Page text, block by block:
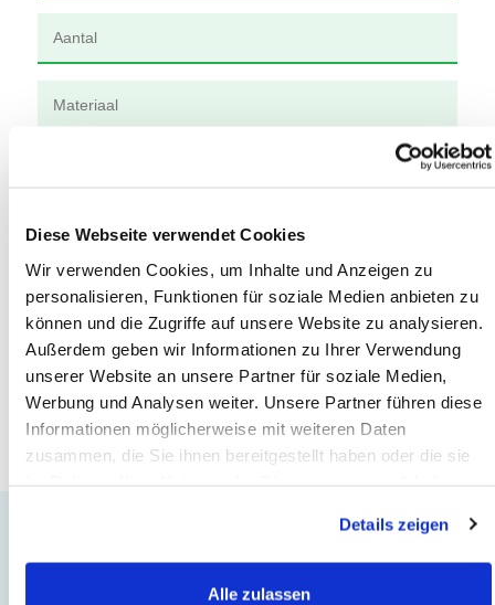
Diese Webseite verwendet Cookies
Wir verwenden Cookies, um Inhalte und Anzeigen zu
personalisieren, Funktionen für soziale Medien anbieten zu
können und die Zugriffe auf unsere Website zu analysieren.
Außerdem geben wir Informationen zu Ihrer Verwendung
unserer Website an unsere Partner für soziale Medien,
Werbung und Analysen weiter. Unsere Partner führen diese
Informationen möglicherweise mit weiteren Daten
zusammen, die Sie ihnen bereitgestellt haben oder die sie
Details zeigen
Alle zulassen
Service